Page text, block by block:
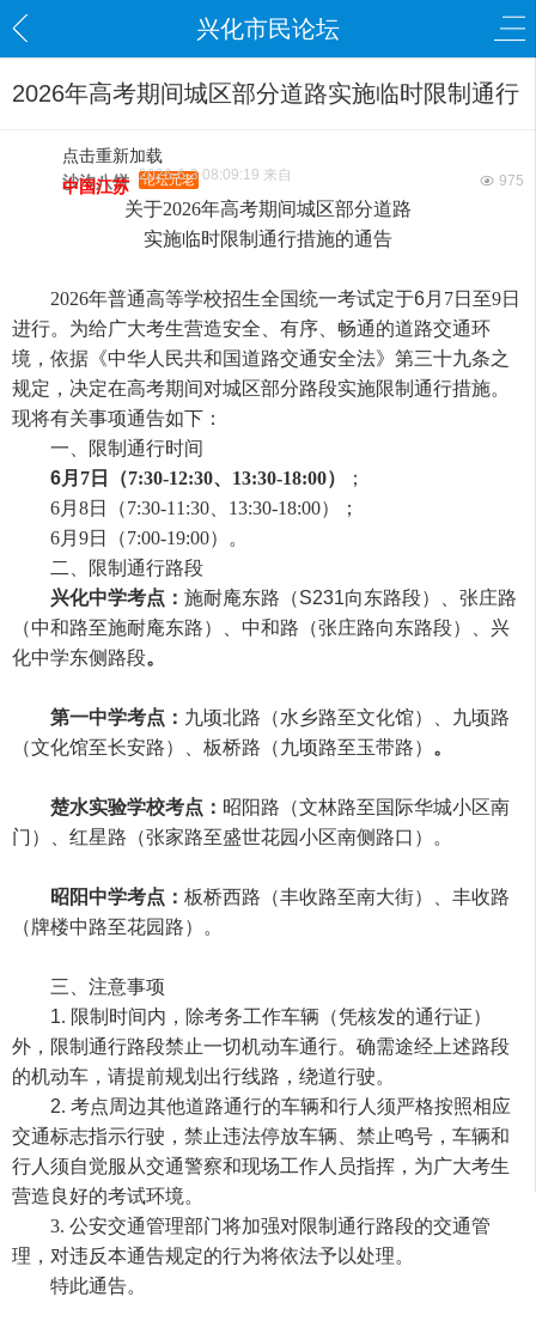
兴化市民论坛
2026年高考期间城区部分道路实施临时限制通行
点击重新加载
975
沙沟八饼 论坛元老
2026-6-3 08:09:19 来自
中国江苏
关于2026年高考期间城区部分道路
实施临时限制通行措施的通告
2026年普通高等学校招生全国统一考试定于6月 7日至9日
进行。为给广大考生营造安全、有序、畅通的道路交通环
境，依据《中华人民共和国道路交通安全法》第三十九条之
规定，决定在高考期间对城区部分路段实施限制通行措施。
现将有关事项通告如下：
一、
限制通行时间
6月 7 日（7:30-12:30、 13:30-18:00）
；
6月 8日（7:30-11:30 13:30-18:00）
；
6月9日（7:00-19:00）。
二、
限制通行路段
兴化中学考点： 施耐庵东路 （S231向东路段）
张庄路
（中和路至施耐庵东路） 中和路（张庄路向东路段）
兴
化中学东侧路段。
第一中学考点： 九顷北路（水乡路至文化馆）
九顷路
（文化馆至长安路） 板桥路（九顷路至玉带路） 。
楚水实验学校考点： 昭阳路（文林路至国际华城小区南
门 ） 、红星路（张家路至盛世花园小区南侧路口） 。
昭阳中学考点： 板桥西路（丰收路至南大街）
丰收路
（牌楼中路至花园路）。
三、 注意事项
1. 限制 时间内 ，除考务工作车辆（凭核发的通行证）
外 ， 限制通行路段禁止一切机动车通行。 确需途经上述路段
的机动车，请提前规划出行线路，绕道行驶。
2. 考点周边其他道路通行的车辆和行人须严格按照相应
交通标志指示行驶，禁止违法停放车辆、禁止鸣号 ，车辆和
行人须自觉服从交通警察和现场工作人员指挥 ，为广大考生
营造良好的考试环境。
3. 公安交通管理部门将加强对限制通行路段的交通管
理，对违反本通告规定的行为将依法予以处理。
特此通告。